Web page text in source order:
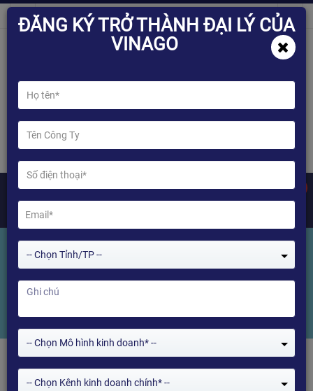
Tin sản phẩm
ĐĂNG KÝ TRỞ THÀNH ĐẠI LÝ CỦA
VINAGO
-- Chọn Tỉnh/TP --
-- Chọn Mô hình kinh doanh* --
-- Chọn Kênh kinh doanh chính* --